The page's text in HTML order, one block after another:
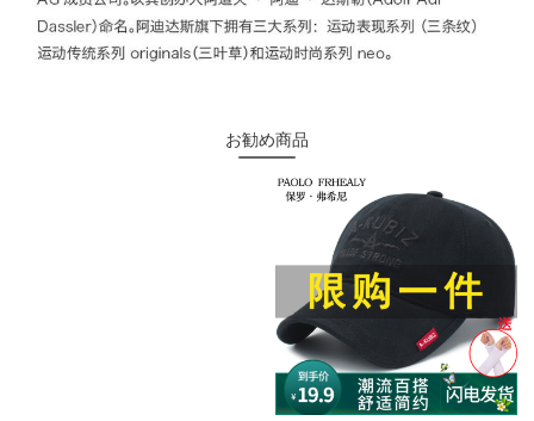
お勧め商品